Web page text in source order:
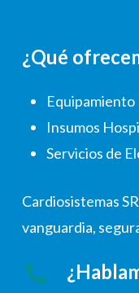
¿Qué
Insumos
Servicios de
Cardiosistemas
vanguardia,